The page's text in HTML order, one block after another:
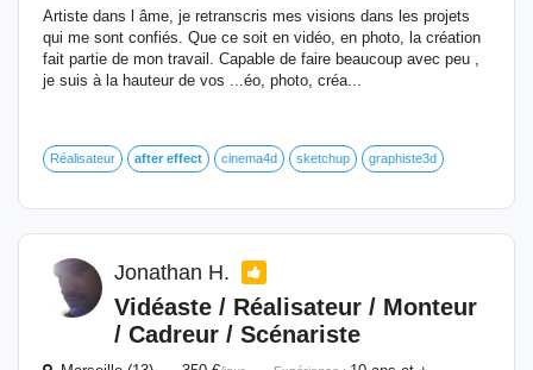
Artiste dans l âme, je retranscris mes visions dans les projets
qui me sont confiés. Que ce soit en vidéo, en photo, la création
fait partie de mon travail. Capable de faire beaucoup avec peu ,
je suis à la hauteur de vos ...éo, photo, créa...
Réalisateur after effect cinema4d sketchup graphiste3d
Jonathan H.
Vidéaste / Réalisateur / Monteur
/ Cadreur / Scénariste